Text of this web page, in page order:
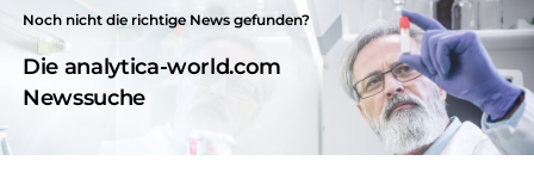
Noch nicht die richtige News gefunden?
Die analytica-world.com
Newssuche